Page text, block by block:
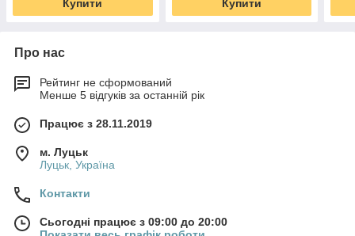
Купити Купити
Про нас
Рейтинг не сформований
Менше 5 відгуків за останній рік
Працює з 28.11.2019
м. Луцьк
Луцьк, Україна
Контакти
Сьогодні працює з 09:00 до 20:00